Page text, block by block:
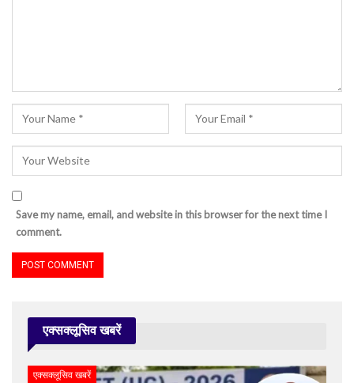
Save my name, email, and website in this browser for the next time I
comment.
एक्सक्लूसिव खबरें
एक्सक्लूसिव खबरें